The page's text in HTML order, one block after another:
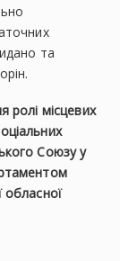
та
ролі місцевих
Союзу у
обласної